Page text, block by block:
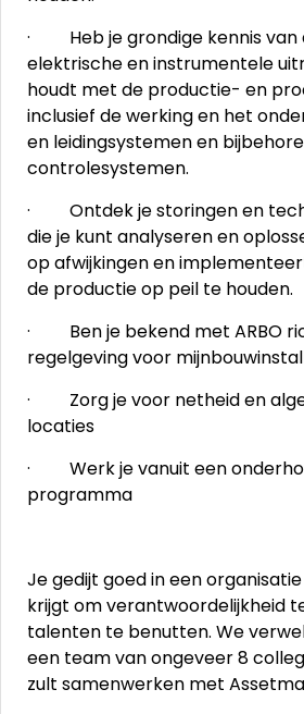
· Heb je grondige kennis van
elektrische en instrumentele
houdt met de productie- en
inclusief de werking en het
en leidingsystemen en
controlesystemen.
· Ontdek je storingen en
die je kunt analyseren en
op afwijkingen en
de productie op peil te houden.
· Ben je bekend met ARBO
regelgeving voor
· Zorg je voor netheid en
locaties
· Werk je vanuit een
programma
Je gedijt goed in een
krijgt om verantwoordelijkheid
talenten te benutten. We
een team van ongeveer 8
zult samenwerken met